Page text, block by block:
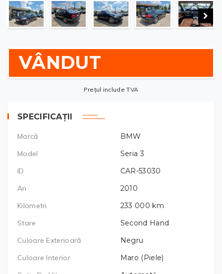
VÂNDUT
Prețul include TVA
SPECIFICAȚII
Marcă
BMW
Model
Seria 3
ID
CAR-53030
An
2010
Kilometri
233 000 km
Stare
Second Hand
Culoare Exterioară
Negru
Culoare Interior
Maro (Piele)